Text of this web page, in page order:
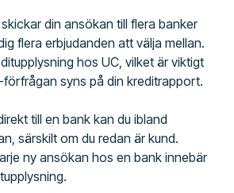
din ansökan till flera banker
flera erbjudanden att välja mellan.
hos UC, vilket är viktigt
syns på din kreditrapport.
till en bank kan du ibland
särskilt om du redan är kund.
ny ansökan hos en bank innebär